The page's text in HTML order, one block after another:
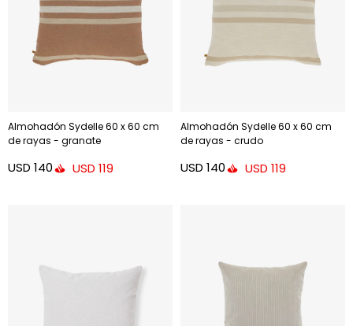
Almohadón Sydelle 60 x 60 cm
de rayas - granate
USD 140 USD 119
Almohadón Sydelle 60 x 60 cm
de rayas - crudo
USD 140 USD 119